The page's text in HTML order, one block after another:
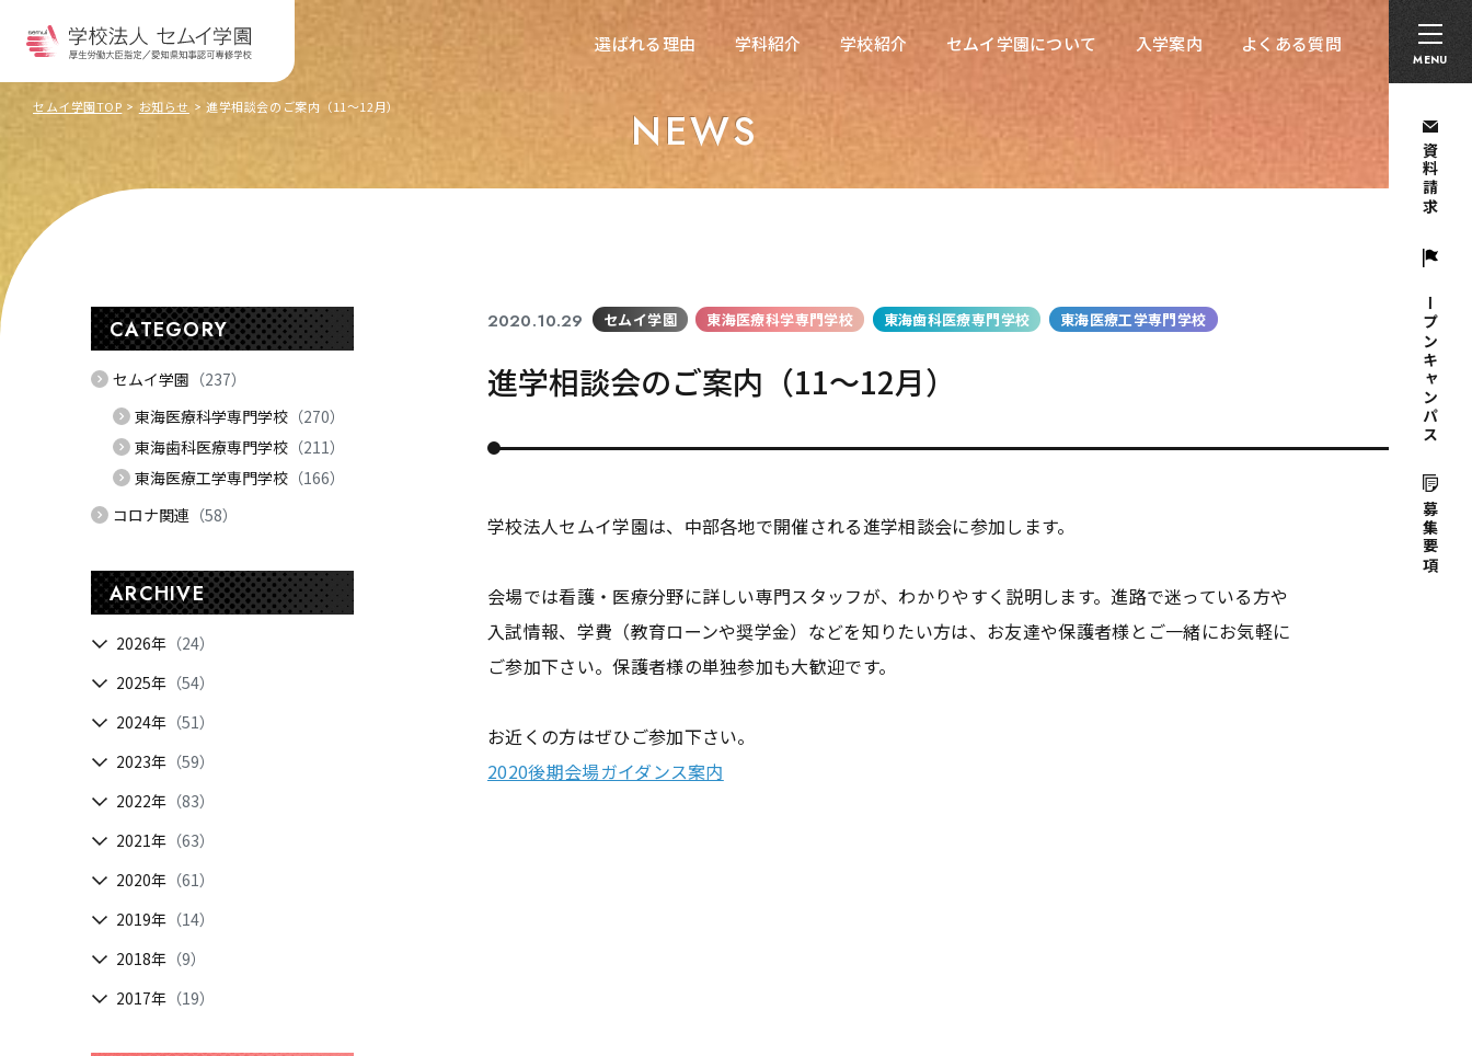
MENU
選ばれる理由 学科紹介 学校紹介
東海医療科学専門学校
東海歯科医療専門学校
セムイ学園について 入学案内 よくある質問
資料請求
オープンキャンパス
募集要項
在校生の方へ 採用担当者の方へ
選ばれる理由 学科紹介 学校紹介
東海医療科学専門学校
東海歯科医療専門学校
東海医療工学専門学校
セムイ学園について 入学案内 よくある質問
セムイ学園TOP お知らせ 進学相談会のご案内（11～12月） NEWS
2020.10.29 セムイ学園 東海医療科学専門学校 東海歯科医療専門学校 東海医療工学専門学校
進学相談会のご案内（11～12月）
学校法人セムイ学園は、中部各地で開催される進学相談会に参加します。
会場では看護・医療分野に詳しい専門スタッフが、わかりやすく説明します。進路で迷っている方や
入試情報、学費（教育ローンや奨学金）などを知りたい方は、お友達や保護者様とご一緒にお気軽に
ご参加下さい。保護者様の単独参加も大歓迎です。
お近くの方はぜひご参加下さい。
2020後期会場ガイダンス案内
CATEGORY
セムイ学園 （237）
東海医療科学専門学校 （270）
東海歯科医療専門学校 （211）
東海医療工学専門学校 （166）
コロナ関連 （58）
ARCHIVE
2026年 （24）
2025年 （54）
2024年 （51）
2023年 （59）
2022年 （83）
2021年 （63）
2020年 （61）
2019年 （14）
2018年 （9）
2017年 （19）